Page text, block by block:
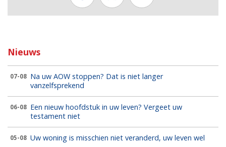
Nieuws
07-08 Na uw AOW stoppen? Dat is niet langer
vanzelfsprekend
06-08 Een nieuw hoofdstuk in uw leven? Vergeet uw
testament niet
05-08 Uw woning is misschien niet veranderd, uw leven wel